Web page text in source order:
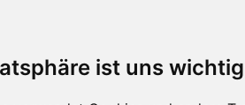
ist uns wichtig